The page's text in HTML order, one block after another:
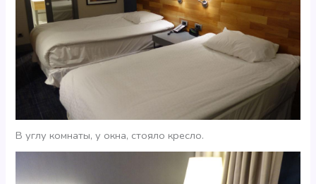
В углу комнаты, у окна, стояло кресло.